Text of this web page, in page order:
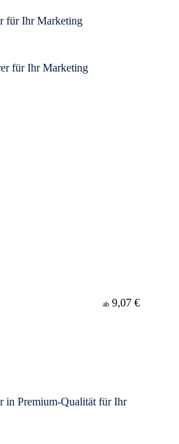
für Ihr Marketing
ab 9,07 €
in Premium-Qualität für Ihr